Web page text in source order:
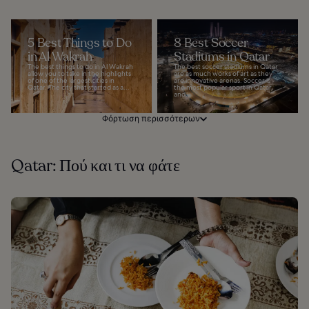
5 Best Things to Do
in Al Wakrah
The best things to do in Al Wakrah
allow you to take in the highlights
of one of the largest cities in
Qatar. The city that started as a...
8 Best Soccer
Stadiums in Qatar
The best soccer stadiums in Qatar
are as much works of art as they
are innovative arenas. Soccer is
the most popular sport in Qatar,
and...
Φόρτωση περισσότερων
Qatar: Πού και τι να φάτε